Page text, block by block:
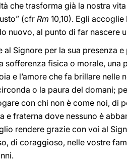
che trasforma già la nostra
(cfr Rm 10,10). Egli
nuovo, al punto di far nascere
al Signore per la sua presenza
sofferenza fisica o morale,
e l’amore che fa brillare nelle
o la paura del domani;
con chi non è come noi, di
e fraterna dove nessuno è
rendere grazie con voi al
di coraggioso, nelle vostre